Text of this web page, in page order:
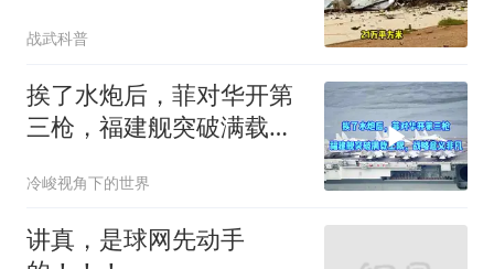
藏不住了
战武科普
挨了水炮后，菲对华开第
三枪，福建舰突破满载上
冷峻视角下的世界
讲真，是球网先动手